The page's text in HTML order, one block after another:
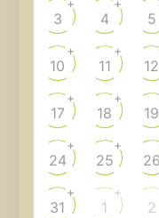
3
+
4
+
5
10
+
11
+
12
17
+
18
+
19
24
+
25
+
26
31
+
1
+
2